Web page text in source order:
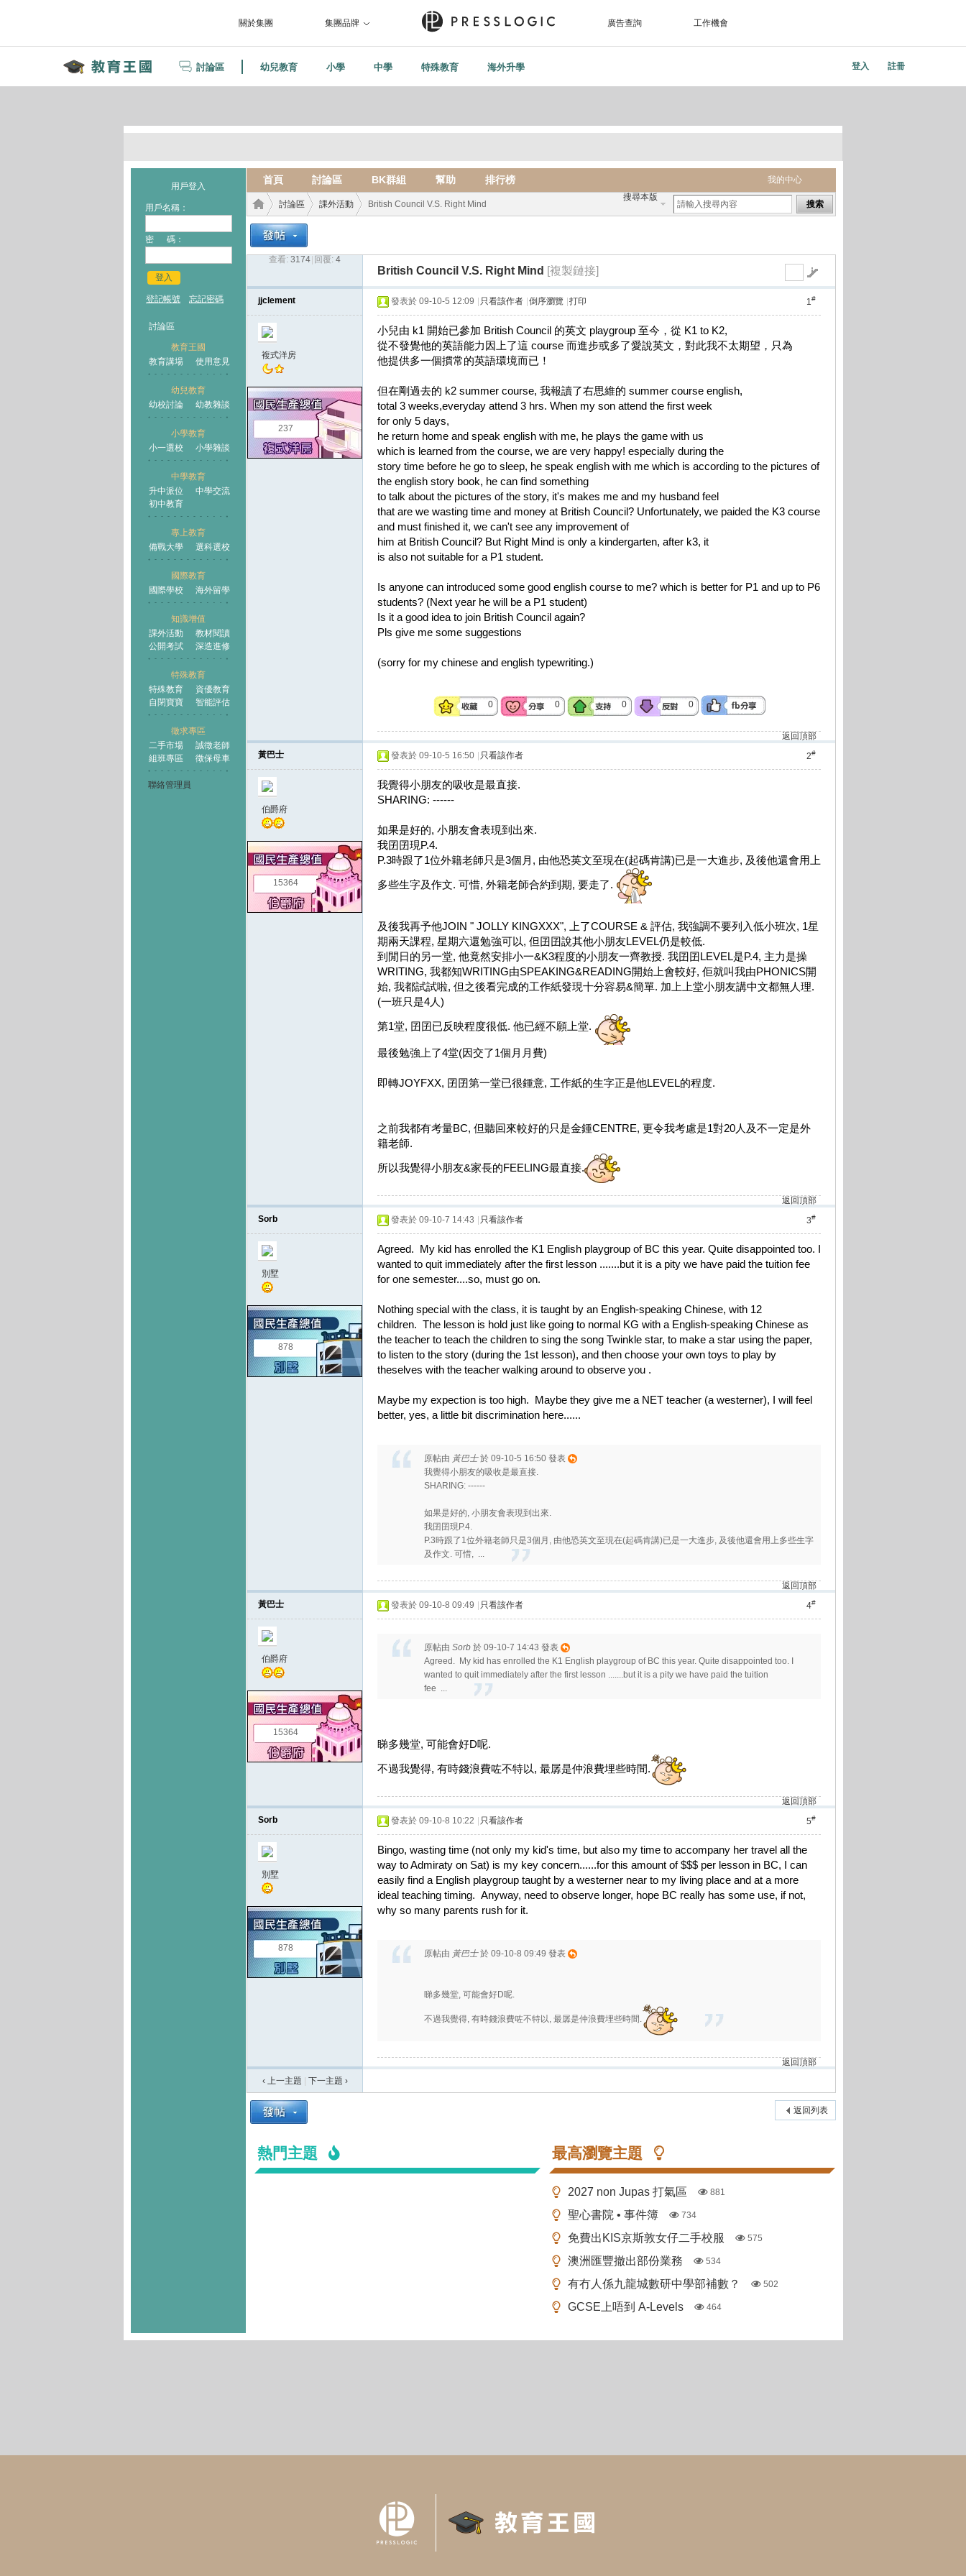
關於集團 集團品牌 廣告查詢 工作機會
討論區 幼兒教育 小學 中學 特殊教育 海外升學 登入 註冊
用戶登入
用戶名稱：
密 碼：
登入
登記帳號 忘記密碼
討論區
教育王國
教育講場
使用意見
幼兒教育
幼校討論
幼教雜談
小學教育
小一選校
小學雜談
中學教育
升中派位
中學交流
初中教育
專上教育
備戰大學
選科選校
國際教育
國際學校
海外留學
知識增值
課外活動
教材閱讀
公開考試
深造進修
特殊教育
特殊教育
資優教育
自閉寶寶
智能評估
徵求專區
二手市場
誠徵老師
組班專區
徵保母車
聯絡管理員
我的中心
首頁 討論區 BK群組 幫助 排行榜
搜尋本版
搜索
王國
討論區 課外活動 British Council V.S. Right Mind
查看: 3174 回覆: 4
British Council V.S. Right Mind [複製鏈接]
jjclement
複式洋房
237
1#
發表於 09-10-5 12:09 只看該作者 倒序瀏覽 打印
小兒由 k1 開始已參加 British Council 的英文 playgroup 至今，從 K1 to K2,
從不發覺他的英語能力因上了這 course 而進步或多了愛說英文，對此我不太期望，只為
他提供多一個摜常的英語環境而已！
但在剛過去的 k2 summer course, 我報讀了右思維的 summer course english,
total 3 weeks,everyday attend 3 hrs. When my son attend the first week
for only 5 days,
he return home and speak english with me, he plays the game with us
which is learned from the course, we are very happy! especially during the
story time before he go to sleep, he speak english with me which is according to the pictures of
the english story book, he can find something
to talk about the pictures of the story, it's makes me and my husband feel
that are we wasting time and money at British Council? Unfortunately, we paided the K3 course
and must finished it, we can't see any improvement of
him at British Council? But Right Mind is only a kindergarten, after k3, it
is also not suitable for a P1 student.
Is anyone can introduced some good english course to me? which is better for P1 and up to P6
students? (Next year he will be a P1 student)
Is it a good idea to join British Council again?
Pls give me some suggestions
(sorry for my chinese and english typewriting.)
0 0 0 0
返回頂部
黃巴士
伯爵府
15364
2#
發表於 09-10-5 16:50 只看該作者
我覺得小朋友的吸收是最直接.
SHARING: ------
如果是好的, 小朋友會表現到出來.
我囝囝現P.4.
P.3時跟了1位外籍老師只是3個月, 由他恐英文至現在(起碼肯講)已是一大進步, 及後他還會用上
多些生字及作文. 可惜, 外籍老師合約到期, 要走了.
及後我再予他JOIN " JOLLY KINGXXX", 上了COURSE & 評估, 我強調不要列入低小班次, 1星
期兩天課程, 星期六還勉強可以, 但囝囝說其他小朋友LEVEL仍是較低.
到閒日的另一堂, 他竟然安排小一&K3程度的小朋友一齊教授. 我囝囝LEVEL是P.4, 主力是操
WRITING, 我都知WRITING由SPEAKING&READING開始上會較好, 佢就叫我由PHONICS開
始, 我都試試啦, 但之後看完成的工作紙發現十分容易&簡單. 加上上堂小朋友講中文都無人理.
(一班只是4人)
第1堂, 囝囝已反映程度很低. 他已經不願上堂.
最後勉強上了4堂(因交了1個月月費)
即轉JOYFXX, 囝囝第一堂已很鍾意, 工作紙的生字正是他LEVEL的程度.
之前我都有考量BC, 但聽回來較好的只是金鍾CENTRE, 更令我考慮是1對20人及不一定是外
籍老師.
所以我覺得小朋友&家長的FEELING最直接.
返回頂部
Sorb
別墅
878
3#
發表於 09-10-7 14:43 只看該作者
Agreed. My kid has enrolled the K1 English playgroup of BC this year. Quite disappointed too. I
wanted to quit immediately after the first lesson .......but it is a pity we have paid the tuition fee
for one semester....so, must go on.
Nothing special with the class, it is taught by an English-speaking Chinese, with 12
children. The lesson is hold just like going to normal KG with a English-speaking Chinese as
the teacher to teach the children to sing the song Twinkle star, to make a star using the paper,
to listen to the story (during the 1st lesson), and then choose your own toys to play by
theselves with the teacher walking around to observe you .
Maybe my expection is too high. Maybe they give me a NET teacher (a westerner), I will feel
better, yes, a little bit discrimination here......
原帖由 黃巴士於 09-10-5 16:50 發表
我覺得小朋友的吸收是最直接.
SHARING: ------
如果是好的, 小朋友會表現到出來.
我囝囝現P.4.
P.3時跟了1位外籍老師只是3個月, 由他恐英文至現在(起碼肯講)已是一大進步, 及後他還會用上多些生字
及作文. 可惜, ...
返回頂部
黃巴士
伯爵府
15364
4#
發表於 09-10-8 09:49 只看該作者
原帖由 Sorb 於 09-10-7 14:43 發表
Agreed. My kid has enrolled the K1 English playgroup of BC this year. Quite disappointed too. I
wanted to quit immediately after the first lesson .......but it is a pity we have paid the tuition
fee ...
睇多幾堂, 可能會好D呢.
不過我覺得, 有時錢浪費咗不特以, 最孱是仲浪費埋些時間.
返回頂部
Sorb
別墅
878
5#
發表於 09-10-8 10:22 只看該作者
Bingo, wasting time (not only my kid's time, but also my time to accompany her travel all the
way to Admiraty on Sat) is my key concern......for this amount of $$$ per lesson in BC, I can
easily find a English playgroup taught by a westerner near to my living place and at a more
ideal teaching timing. Anyway, need to observe longer, hope BC really has some use, if not,
why so many parents rush for it.
原帖由 黃巴士於 09-10-8 09:49 發表
睇多幾堂, 可能會好D呢.
不過我覺得, 有時錢浪費咗不特以, 最孱是仲浪費埋些時間.
返回頂部
‹ 上一主題
下一主題 ›
返回列表
熱門主題 最高瀏覽主題
2027 non Jupas 打氣區 881
聖心書院 • 事件簿 734
免費出KIS京斯敦女仔二手校服 575
澳洲匯豐撤出部份業務 534
有冇人係九龍城數研中學部補數？ 502
GCSE上唔到 A-Levels 464